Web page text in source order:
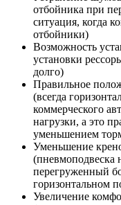
отбойника при
ситуация, когда
отбойники)
Возможность
установки
долго)
Правильное
(всегда
коммерческого
нагрузки, а это
уменьшением
Уменьшение
(пневмоподвеска
перегруженный
горизонтальном
Увеличение